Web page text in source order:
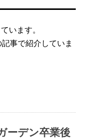
います。
事で紹介していま
ーデン卒業後